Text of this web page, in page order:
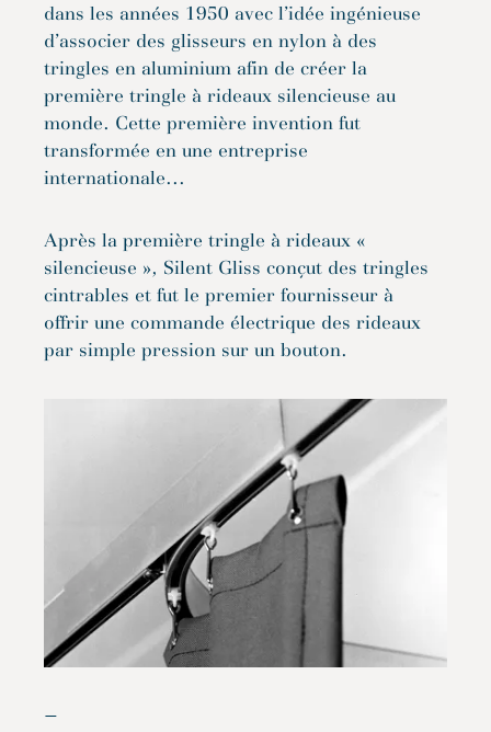
dans les années 1950 avec l’idée ingénieuse
d’associer des glisseurs en nylon à des
tringles en aluminium afin de créer la
première tringle à rideaux silencieuse au
monde. Cette première invention fut
transformée en une entreprise
internationale...
Après la première tringle à rideaux «
silencieuse », Silent Gliss conçut des tringles
cintrables et fut le premier fournisseur à
offrir une commande électrique des rideaux
par simple pression sur un bouton.
—